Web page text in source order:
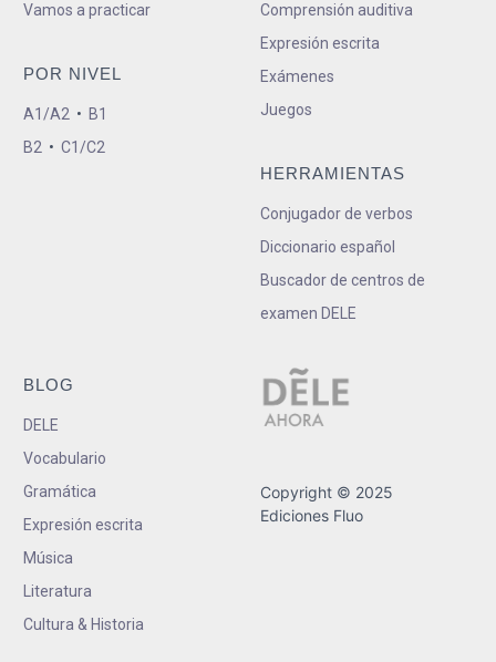
Vamos a practicar
POR NIVEL
A1/A2 • B1
B2 • C1/C2
Comprensión auditiva
Expresión escrita
Exámenes
Juegos
HERRAMIENTAS
Conjugador de verbos
Diccionario español
Buscador de centros de
examen DELE
BLOG
DELE
Vocabulario
Gramática
Expresión escrita
Música
Literatura
Cultura & Historia
Copyright © 2025
Ediciones Fluo